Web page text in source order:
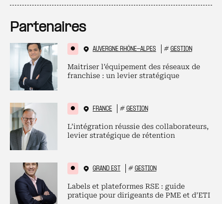
Partenaires
AUVERGNE RHÔNE-ALPES # GESTION
Maitriser l’équipement des réseaux de
franchise : un levier stratégique
FRANCE # GESTION
L’intégration réussie des collaborateurs,
levier stratégique de rétention
GRAND EST # GESTION
Labels et plateformes RSE : guide
pratique pour dirigeants de PME et d’ETI